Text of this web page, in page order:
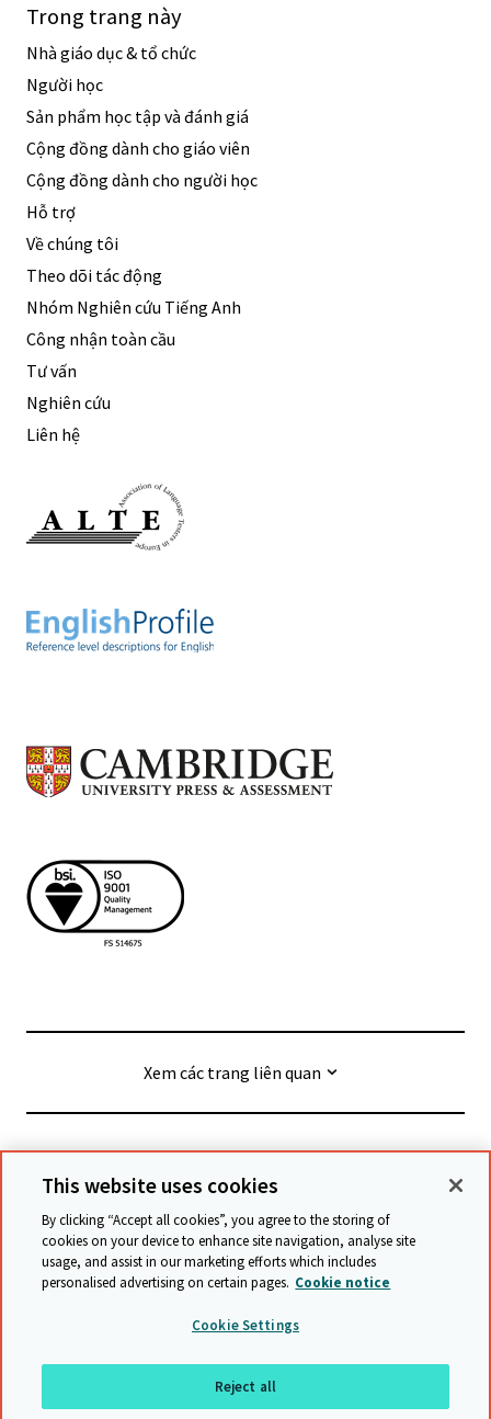
Trong trang này
Nhà giáo dục & tổ chức
Người học
Sản phẩm học tập và đánh giá
Cộng đồng dành cho giáo viên
Cộng đồng dành cho người học
Hỗ trợ
Về chúng tôi
Theo dõi tác động
Nhóm Nghiên cứu Tiếng Anh
Công nhận toàn cầu
Tư vấn
Nghiên cứu
Liên hệ
Xem các trang liên quan
© Cambridge University Press & Assessment
Điều khoản và Điều kiện
Bảo vệ dữ liệu
Tuyên bố về khả năng tiếp cận
Tuyên bố về chống nô lệ hiện đại
Biểu đồ trang web
This website uses cookies
By clicking “Accept all cookies”, you agree to the storing of
cookies on your device to enhance site navigation, analyse site
usage, and assist in our marketing efforts which includes
personalised advertising on certain pages. Cookie notice
Cookie Settings
Reject all